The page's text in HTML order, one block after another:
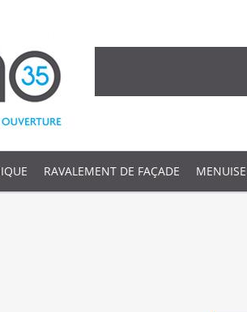
RAVALEMENT DE FAÇADE